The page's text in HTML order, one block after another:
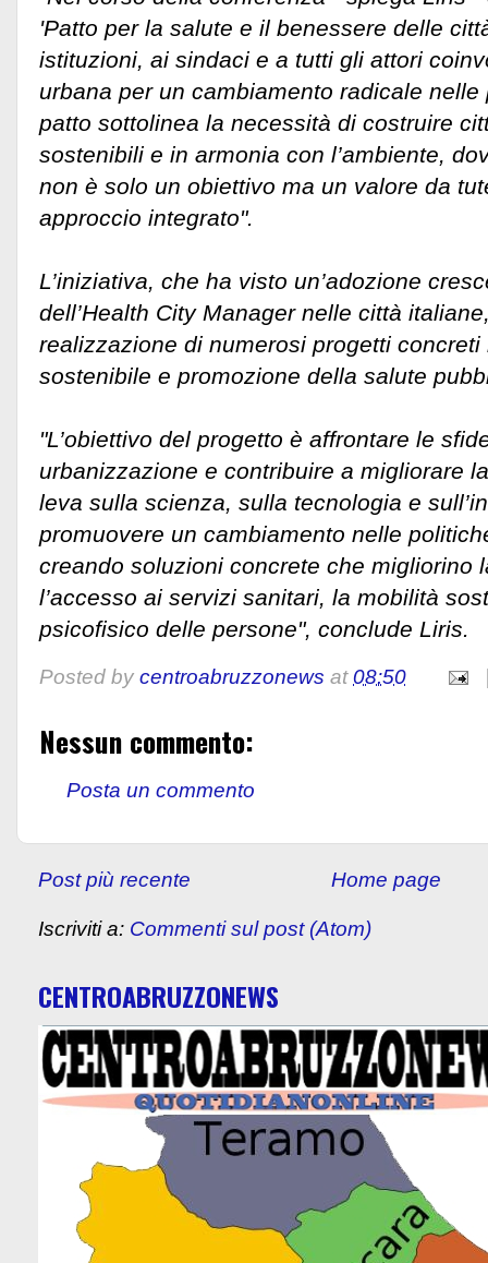
'Patto per la salute e il benessere delle
istituzioni, ai sindaci e a tutti gli attori
urbana per un cambiamento radicale
patto sottolinea la necessità di costruire
sostenibili e in armonia con l’ambiente,
non è solo un obiettivo ma un valore da
approccio integrato".
L’iniziativa, che ha visto un’adozione
dell’Health City Manager nelle città
realizzazione di numerosi progetti
sostenibile e promozione della salute
"L’obiettivo del progetto è affrontare le
urbanizzazione e contribuire a migliorare
leva sulla scienza, sulla tecnologia e
promuovere un cambiamento nelle
creando soluzioni concrete che migliorino
l’accesso ai servizi sanitari, la mobilità
psicofisico delle persone", conclude Liris.
Posted by centroabruzzonews at08:50
Nessun commento:
Posta un commento
Post più recente Home page
Iscriviti a: Commenti sul post (Atom)
CENTROABRUZZONEWS